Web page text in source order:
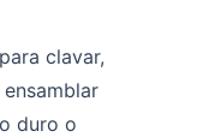
clavar,
duro o